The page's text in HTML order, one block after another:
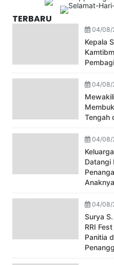
TERBARU
04/08/
Kepala
04/08/
Tengah
04/08/
Datangi
04/08/
Surya
RRI
Panitia